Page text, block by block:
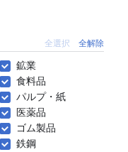
全選択 全解除
鉱業
食料品
パルプ・紙
医薬品
ゴム製品
鉄鋼